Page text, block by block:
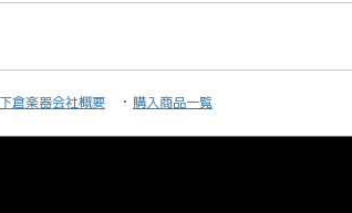
ーズウッド21フレット
下倉楽器会社概要 購入商品一覧